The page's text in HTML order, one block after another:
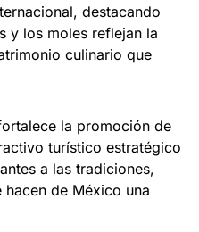
destacando
y los moles reflejan la
culinario que
la promoción de
turístico estratégico
a las tradiciones,
de México una